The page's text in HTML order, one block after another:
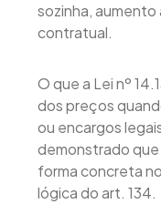
sozinha,
contratual.
O que a Lei nº
dos preços
ou encargos
demonstrado
forma concreta
lógica do art. 134.